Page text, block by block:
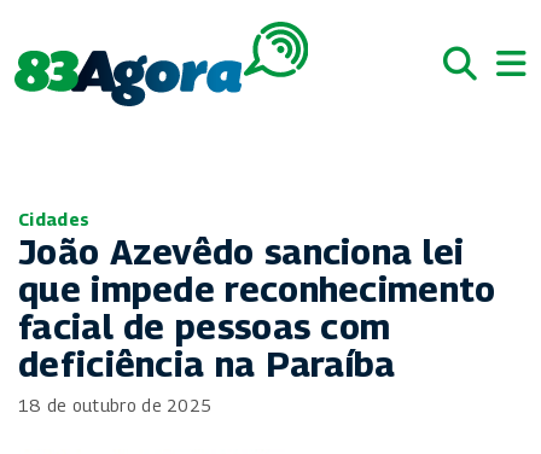
Cidades
João Azevêdo sanciona lei
que impede reconhecimento
facial de pessoas com
deficiência na Paraíba
18 de outubro de 2025